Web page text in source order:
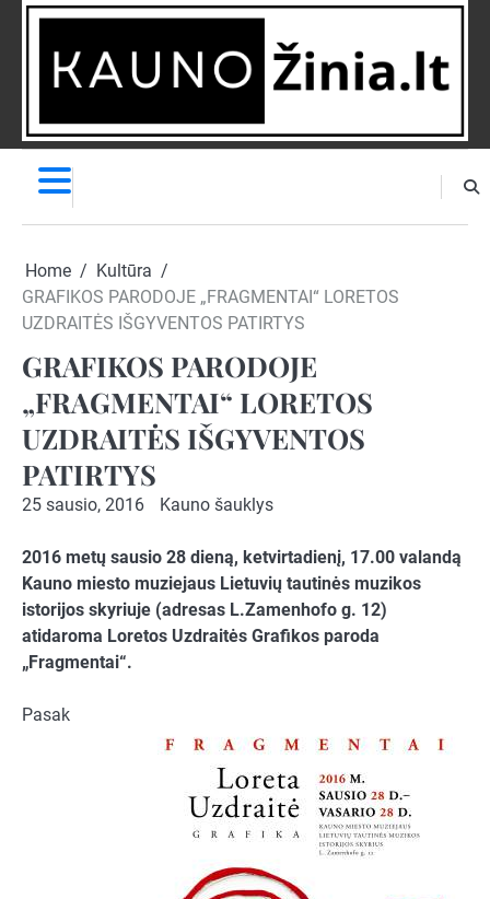
Skip
NAUJIENĄ
Home
Kultūra
GRAFIKOS PARODOJE „FRAGMENTAI“ LORETOS
UZDRAITĖS IŠGYVENTOS PATIRTYS
GRAFIKOS PARODOJE
„FRAGMENTAI“ LORETOS
UZDRAITĖS IŠGYVENTOS
PATIRTYS
25 sausio, 2016 Kauno šauklys
2016 metų sausio 28 dieną, ketvirtadienį, 17.00 valandą
Kauno miesto muziejaus Lietuvių tautinės muzikos
istorijos skyriuje (adresas L.Zamenhofo g. 12)
atidaroma Loretos Uzdraitės Grafikos paroda
„Fragmentai“.
Pasak